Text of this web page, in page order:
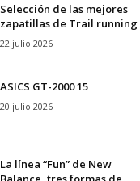
Selección de las mejores
zapatillas de Trail running
22 julio 2026
ASICS GT-2000 15
20 julio 2026
La línea “Fun” de New